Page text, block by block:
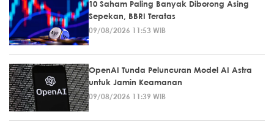
10 Saham Paling Banyak Diborong Asing
Sepekan, BBRI Teratas
09/08/2026 11:53 WIB
OpenAI Tunda Peluncuran Model AI Astra
untuk Jamin Keamanan
09/08/2026 11:39 WIB